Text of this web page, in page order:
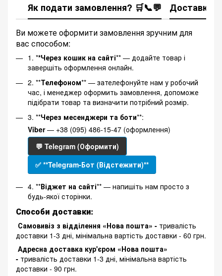
Як подати замовлення? 🛒📞💬 Доставка
Ви можете оформити замовлення зручним для
вас способом:
1. **Через кошик на сайті** — додайте товар і
завершіть оформлення онлайн.
2. **Телефоном** — зателефонуйте нам у робочий
час, і менеджер оформить замовлення, допоможе
підібрати товар та визначити потрібний розмір.
3. **Через месенджери та боти**:
Viber— +38 (095) 486-15-47 (оформлення)
💬 Telegram (Оформити)
✅ **Telegram-Бот (Відстежити)**
4. **Віджет на сайті** — напишіть нам просто з
будь-якої сторінки.
Способи доставки:
Самовивіз з відділення «Нова пошта» - тривалість
доставки 1-3 дні, мінімальна вартість доставки - 60 грн.
Адресна доставка кур'єром «Нова пошта»
- тривалість доставки 1-3 дні, мінімальна вартість
доставки - 90 грн.